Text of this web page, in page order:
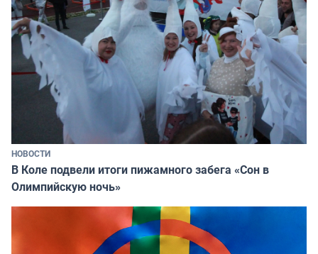
НОВОСТИ
В Коле подвели итоги пижамного забега «Сон в
Олимпийскую ночь»